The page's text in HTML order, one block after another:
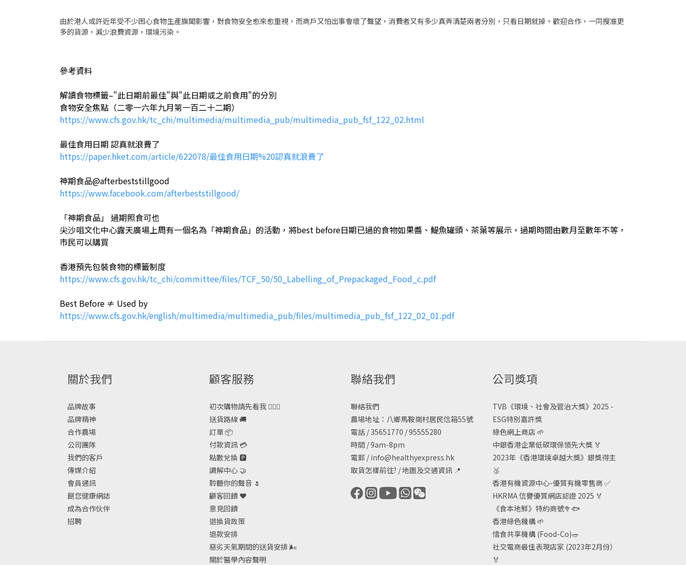
由於港人或許近年受不少困心食物生產旗聞影響，對食物安全愈來愈重視，而商戶又怕出事會壞了聲望，消費者又有多少真弄清楚兩者分別，只看日期就掉。歡迎合作，一同搜准更
多的貨源，減少浪費資源，環境污染。
參考資料
解讀食物標籤–"此日期前最佳"與"此日期或之前食用"的分別
食物安全焦點（二零一六年九月第一百二十二期）
https://www.cfs.gov.hk/tc_chi/multimedia/multimedia_pub/multimedia_pub_fsf_122_02.html
最佳食用日期 認真就浪費了
https://paper.hket.com/article/622078/最佳食用日期%20認真就浪費了
神期食品@afterbeststillgood
https://www.facebook.com/afterbeststillgood/
「神期食品」 過期照食可也
尖沙咀文化中心露天廣場上周有一個名為「神期食品」的活動，將best before日期已過的食物如果醬、鯷魚罐頭、茶葉等展示，過期時間由數月至數年不等，
市民可以購買
香港預先包裝食物的標籤制度
https://www.cfs.gov.hk/tc_chi/committee/files/TCF_50/50_Labelling_of_Prepackaged_Food_c.pdf
Best Before ≠ Used by
https://www.cfs.gov.hk/english/multimedia/multimedia_pub/files/multimedia_pub_fsf_122_02_01.pdf
關於我們
品牌故事
品牌精神
合作農場
公司團隊
我們的客戶
傳媒介紹
會員通訊
餸您健康網誌
成為合作伙伴
招聘
顧客服務
初次購物請先看我 🙋🏻‍♀️
送貨路線 🚚
訂單 📦
付款資訊 💳
點數兌換 🅿️
調解中心 🤝
聆聽你的聲音 🌷
顧客回饋 ❤️
意見回饋
退換貨政策
退款安排
惡劣天氣期間的送貨安排🌬
關於醫學內容聲明
聯絡我們
聯絡我們
農場地址：八鄉馬鞍崗村居民信箱55號
電話 / 35651770 / 95555280
時間 / 9am-8pm
電郵 / info@healthyexpress.hk
取貨怎樣前往? /地圖及交通資訊 📍
公司獎項
TVB《環境、社會及管治大獎》2025 -
ESG特別嘉許獎
綠色網上商店🌱
中銀香港企業低碳環保領先大獎🏅
2023年《香港環境卓越大獎》銀獎得主
🥈
香港有機資源中心-優質有機零售商✅
HKRMA 信譽優質網店認證 2025 🏅
《食本地鮮》特約商號🥦🐟
香港綠色機構🌱
惜食共享機構 (Food-Co)🥗
社交電商最佳表現店家 (2023年2月份）
🏅